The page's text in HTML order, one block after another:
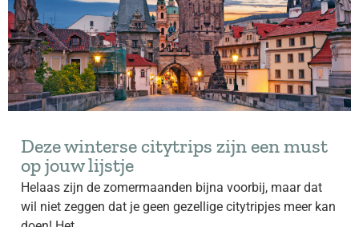
Deze winterse citytrips zijn een must
op jouw lijstje
Helaas zijn de zomermaanden bijna voorbij, maar dat
wil niet zeggen dat je geen gezellige citytripjes meer kan